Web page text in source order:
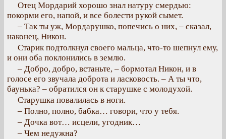
Отец Мордарий хорошо знал натуру смердью:
покорми его, напой, и все болести рукой сымет.
– Так ты уж, Мордарушко, попечись о них, – сказал,
наконец, Никон.
Старик подтолкнул своего мальца, что-то шепнул ему,
и они оба поклонились в землю.
– Добро, добро, встаньте, – бормотал Никон, и в
голосе его звучала доброта и ласковость. – А ты что,
баунька? – обратился он к старушке с молодухой.
Старушка повалилась в ноги.
– Полно, полно, бабка… говори, что у тебя.
– Дочка вот… исцели, угодник…
– Чем недужна?